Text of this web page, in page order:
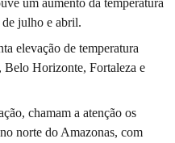
de julho e abril.
elevação de temperatura
Belo Horizonte, Fortaleza e
chamam a atenção os
norte do Amazonas, com